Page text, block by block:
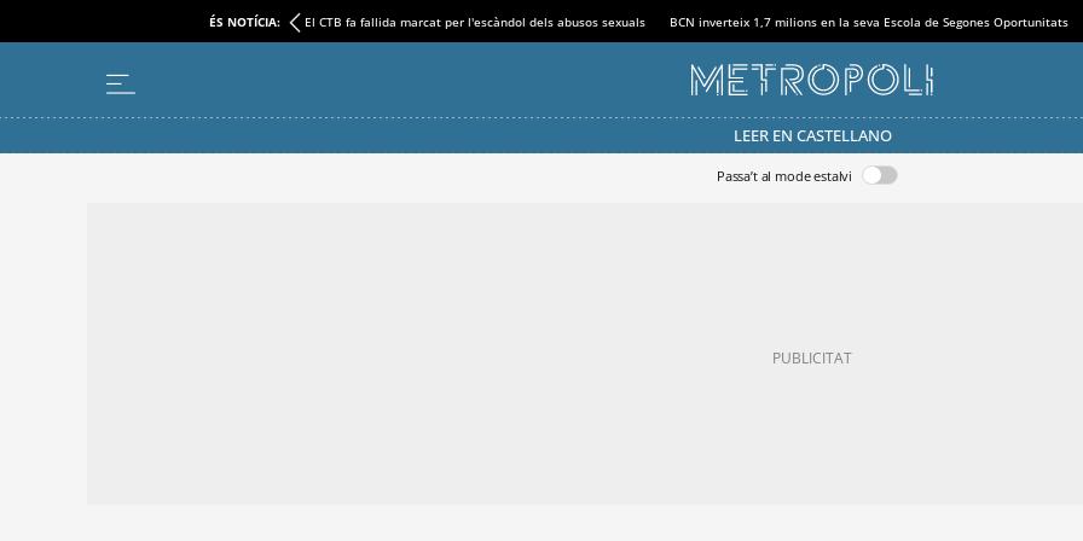
ÉS NOTÍCIA: El CTB fa fallida marcat per l'escàndol dels abusos sexuals BCN inverteix 1,7 milions en la seva Escola de Segones Oportunitats
LEER EN CASTELLANO
Passa’t al mode estalvi